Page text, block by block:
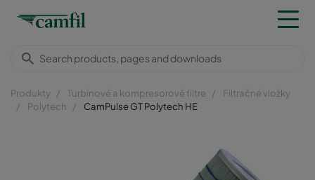
Produkty Turbínové a kompresorové filtre
Filtračné vložky
Polytech
CamPulse GT Polytech HE